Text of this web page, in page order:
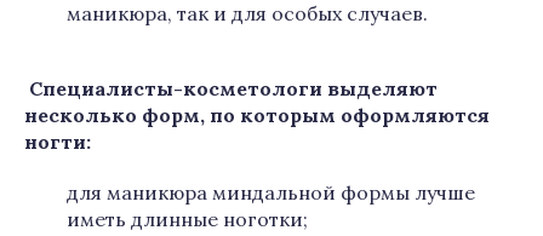
маникюра, так и для особых случаев.
Специалисты-косметологи выделяют
несколько форм, по которым оформляются
ногти:
для маникюра миндальной формы лучше
иметь длинные ноготки;